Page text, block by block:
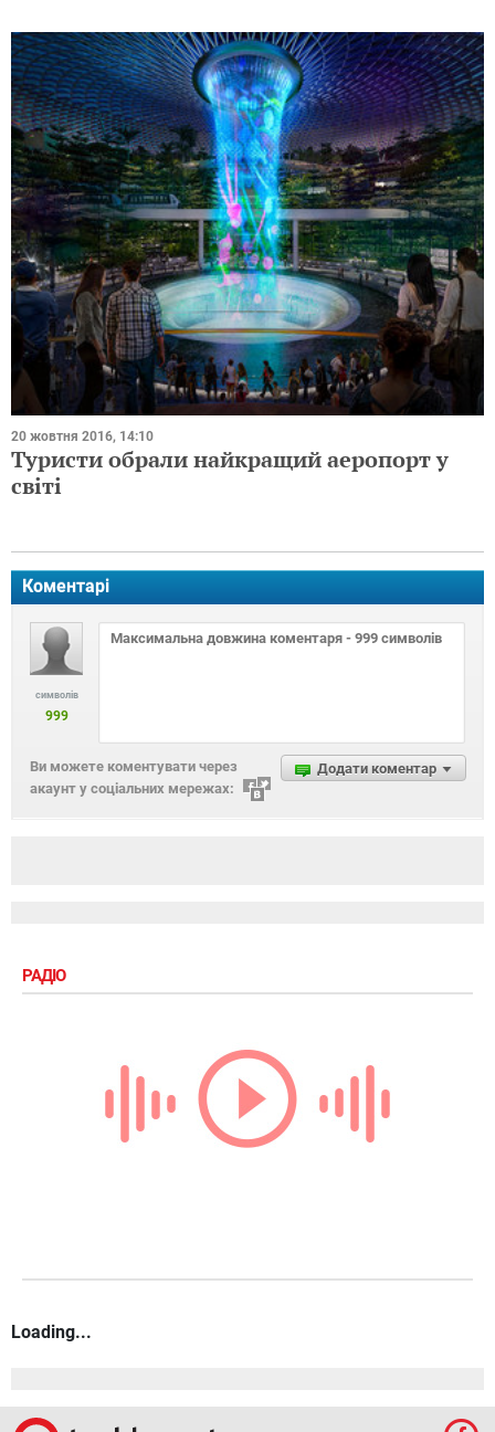
20 жовтня 2016, 14:10
Туристи обрали найкращий аеропорт у
світі
Коментарі
символів
999
Додати коментар
Ви можете коментувати через
акаунт у соціальних мережах:
РАДІО
Loading...